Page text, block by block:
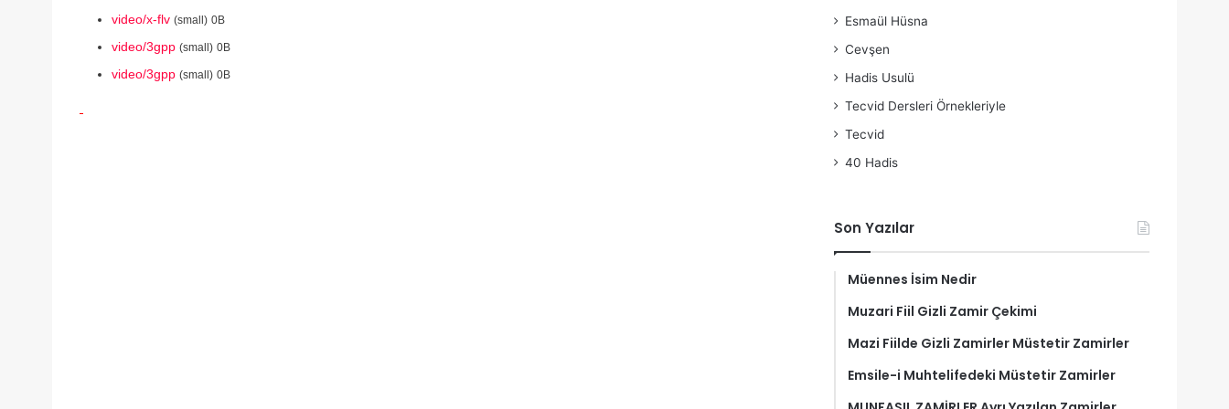
video/x-flv (small) 0B
video/3gpp (small) 0B
video/3gpp (small) 0B
Esmaül Hüsna
Cevşen
Hadis Usulü
Tecvid Dersleri Örnekleriyle
Tecvid
40 Hadis
Son Yazılar
Müennes İsim Nedir
Muzari Fiil Gizli Zamir Çekimi
Mazi Fiilde Gizli Zamirler Müstetir Zamirler
Emsile-i Muhtelifedeki Müstetir Zamirler